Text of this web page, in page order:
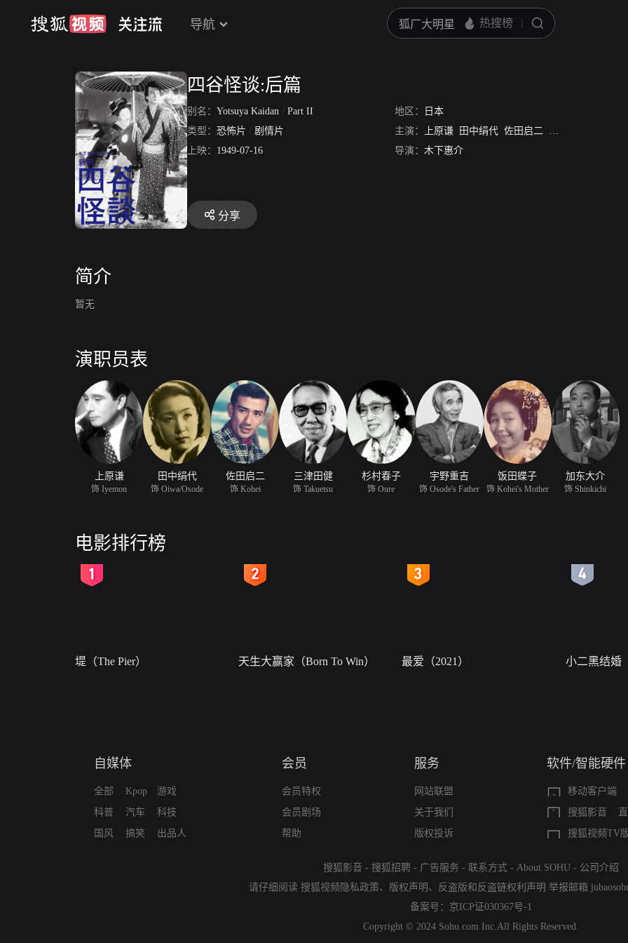
导航
四谷怪谈:后篇
别名： Yotsuya Kaidan / Part II 地区：
日本
类型： 恐怖片 / 剧情片 主演： 上原谦 田中绢代 佐田启二 三津田健
上映： 1949-07-16 导演： 木下惠介
分享
简介
暂无
演职员表
上原谦
饰 Iyemon
田中绢代
饰 Oiwa/Osode
佐田启二
饰 Kohei
三津田健
饰 Takuetsu
杉村春子
饰 Oure
宇野重吉
饰 Osode's Father
饭田蝶子
饰 Kohei's Mother
加东大介
饰 Shinkichi
电影排行榜
堤（The Pier） 天生大赢家（Born To Win） 最爱（2021） 小二黑结婚
自媒体
全部
科普
国风
Kpop
汽车
搞笑
游戏
科技
出品人
会员
会员特权
会员剧场
帮助
服务
网站联盟
关于我们
版权投诉
软件/智能硬件
移动客户端
搜狐影音
搜狐视频TV
搜狐影音 - 搜狐招聘 - 广告服务 - 联系方式 - About SOHU - 公司介绍
请仔细阅读 搜狐视频隐私政策、 版权声明 、 反盗版和反盗链权利声明 举报邮箱
备案号： 京ICP证030367号-1
Copyright © 2024 Sohu.com Inc.All Rights Reserved.